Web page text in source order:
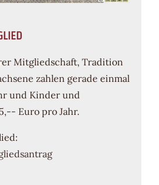
Mitgliedschaft, Tradition
zahlen gerade einmal
und Kinder und
Euro pro Jahr.